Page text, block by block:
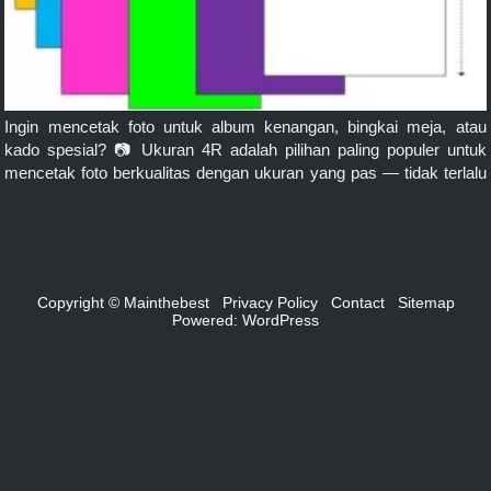
Ingin mencetak foto untuk album kenangan, bingkai meja, atau
kado spesial? 📷 Ukuran 4R adalah pilihan paling populer untuk
mencetak foto berkualitas dengan ukuran yang pas — tidak terlalu
Copyright © Mainthebest Privacy Policy Contact
Sitemap
Powered: WordPress